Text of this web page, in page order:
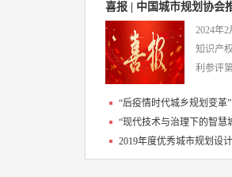
喜报 | 中国城市规划协会
2024年
知识产
利参评
“后疫情时代城乡规划变革
“现代技术与治理下的智慧
2019年度优秀城市规划设